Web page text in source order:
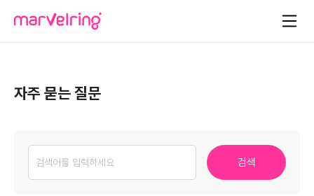
자주 묻는 질문
검색